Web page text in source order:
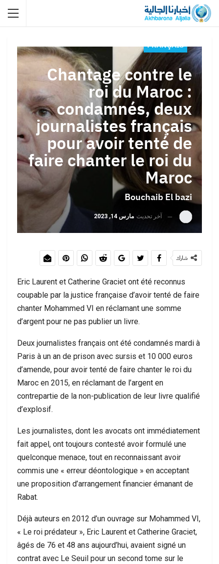
FRANÇAIS
Chantage contre le
roi du Maroc :
condamnés, deux
journalistes français
pour avoir tenté de
faire chanter le roi du
Maroc
Bouchaib El bazi
آخر تحديث مارس 14, 2023
شارك
Eric Laurent et Catherine Graciet ont été reconnus
coupable par la justice française d’avoir tenté de faire
chanter Mohammed VI en réclamant une somme
d’argent pour ne pas publier un livre.
Deux journalistes français ont été condamnés mardi à
Paris à un an de prison avec sursis et 10 000 euros
d’amende, pour avoir tenté de faire chanter le roi du
Maroc en 2015, en réclamant de l’argent en
contrepartie de la non-publication de leur livre qualifié
d’explosif.
Les journalistes, dont les avocats ont immédiatement
fait appel, ont toujours contesté avoir formulé une
quelconque menace, tout en reconnaissant avoir
commis une « erreur déontologique » en acceptant
une proposition d’arrangement financier émanant de
Rabat.
Déjà auteurs en 2012 d’un ouvrage sur Mohammed VI,
« Le roi prédateur », Eric Laurent et Catherine Graciet,
âgés de 76 et 48 ans aujourd’hui, avaient signé un
contrat avec Le Seuil pour un second tome sur le